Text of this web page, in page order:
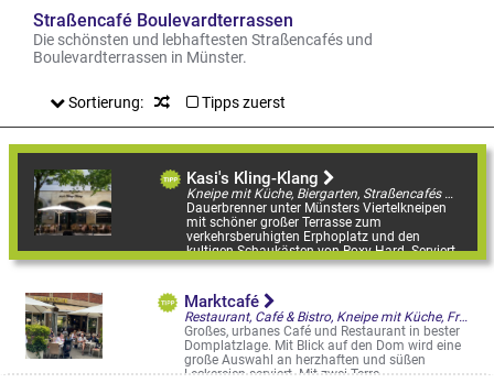
Straßencafé Boulevardterrassen
Die schönsten und lebhaftesten Straßencafés und
Boulevardterrassen in Münster.
Sortierung: Tipps zuerst
Kasi's Kling-Klang
Kneipe mit Küche, Biergarten, Straßencafés & Boulevardterrassen
Dauerbrenner unter Münsters Viertelkneipen
mit schöner großer Terrasse zum
verkehrsberuhigten Erphoplatz und den
kultigen Schaukästen von Roxy Hard. Serviert
werden ...
Marktcafé
Restaurant, Café & Bistro, Kneipe mit Küche, Frühstück/Brunch am WE, Straßencafés & Boulevardterrassen
Großes, urbanes Café und Restaurant in bester
Domplatzlage. Mit Blick auf den Dom wird eine
große Auswahl an herzhaften und süßen
Leckereien serviert. Mit zwei Terra ...